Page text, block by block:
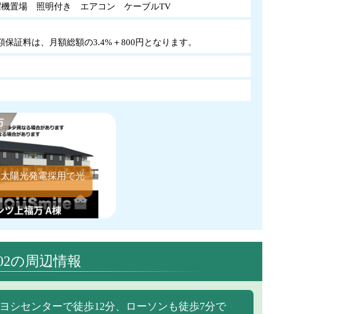
置場 照明付き エアコン ケーブルTV
証料は、月額総額の3.4%＋800円となります。
陽光発電採用で光
の周辺情報
シセンターで徒歩12分、ローソンも徒歩7分で